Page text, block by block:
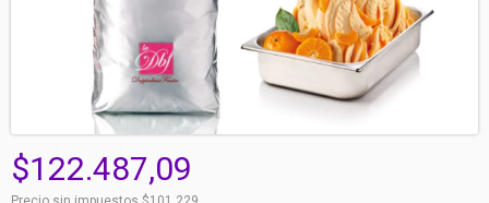
$122.487,09